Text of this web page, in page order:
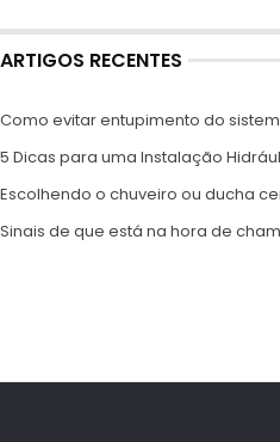
ARTIGOS RECENTES
Como evitar entupimento do
5 Dicas para uma Instalação
Escolhendo o chuveiro ou ducha
Sinais de que está na hora de